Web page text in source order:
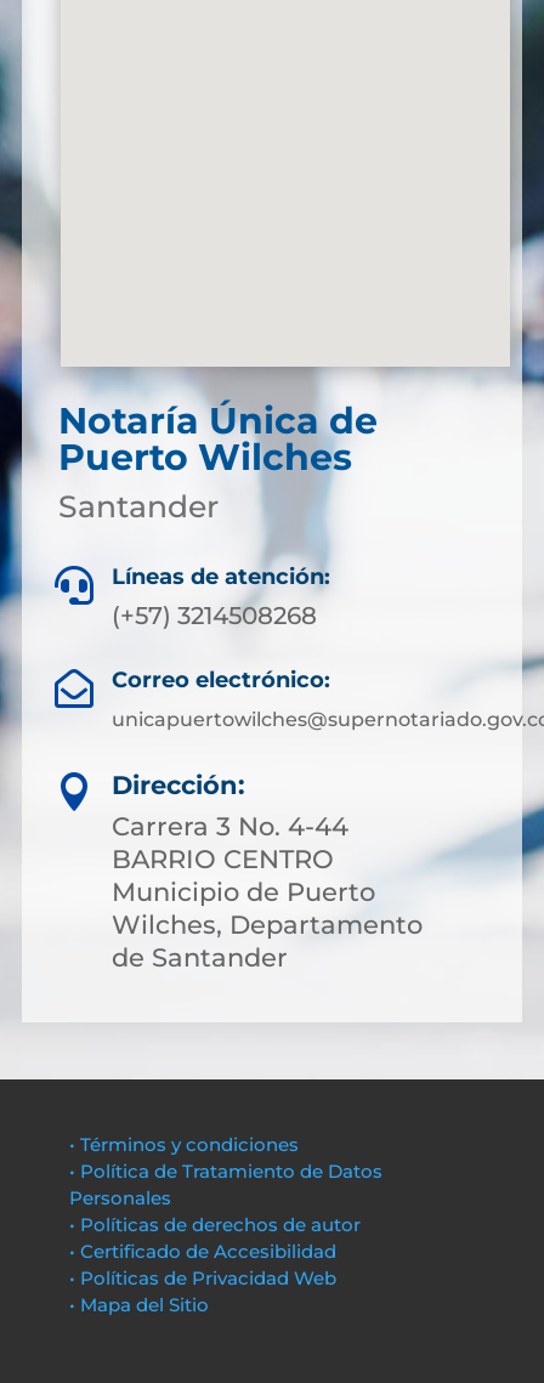
Notaría Única de
Puerto Wilches
Santander
 Líneas de atención:
(+57) 3214508268
 Correo electrónico:

Dirección:
Carrera 3 No. 4-44
BARRIO CENTRO
Municipio de Puerto
Wilches, Departamento
de Santander
• Términos y condiciones
• Política de Tratamiento de Datos
Personales
• Políticas de derechos de autor
• Certificado de Accesibilidad
• Políticas de Privacidad Web
• Mapa del Sitio